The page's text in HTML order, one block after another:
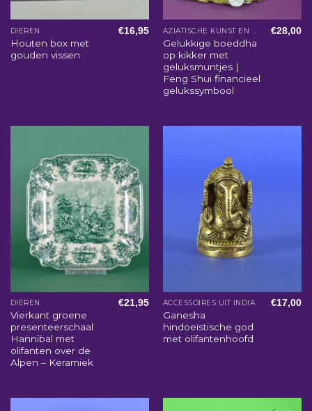
DIEREN
Houten box met
gouden vissen
€16,95 AZIATISCHE KUNST EN WOONACCESSOIRES
Gelukkige boeddha
op kikker met
geluksmuntjes |
Feng Shui financieel
gelukssymbool
€28,00
DIEREN
Vierkant groene
presenteerschaal
Hannibal met
olifanten over de
Alpen – Keramiek
€21,95 ACCESSOIRES UIT INDIA
Ganesha
hindoeïstische god
met olifantenhoofd
€17,00